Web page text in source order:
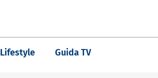
Lifestyle Guida TV